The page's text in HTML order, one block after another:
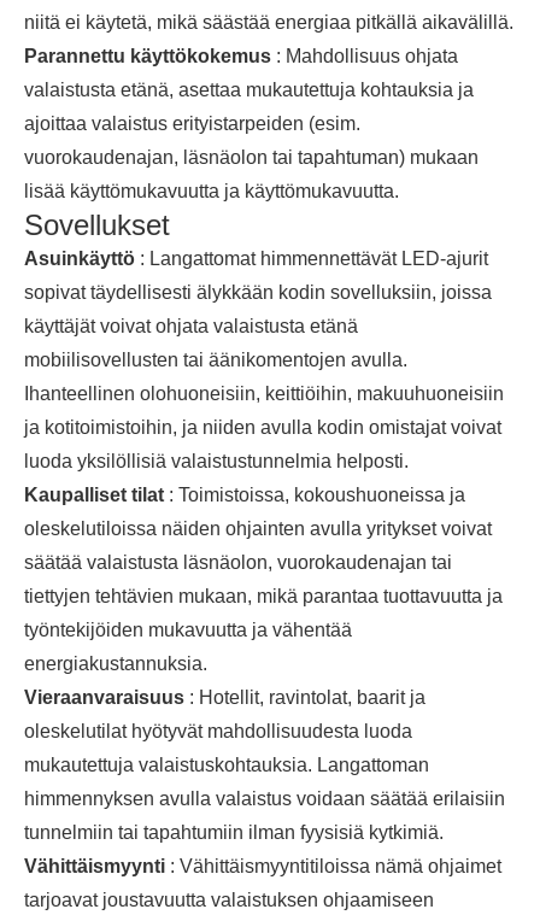
niitä ei käytetä, mikä säästää energiaa pitkällä aikavälillä.
Parannettu käyttökokemus : Mahdollisuus ohjata
valaistusta etänä, asettaa mukautettuja kohtauksia ja
ajoittaa valaistus erityistarpeiden (esim.
vuorokaudenajan, läsnäolon tai tapahtuman) mukaan
lisää käyttömukavuutta ja käyttömukavuutta.
Sovellukset
Asuinkäyttö : Langattomat himmennettävät LED-ajurit
sopivat täydellisesti älykkään kodin sovelluksiin, joissa
käyttäjät voivat ohjata valaistusta etänä
mobiilisovellusten tai äänikomentojen avulla.
Ihanteellinen olohuoneisiin, keittiöihin, makuuhuoneisiin
ja kotitoimistoihin, ja niiden avulla kodin omistajat voivat
luoda yksilöllisiä valaistustunnelmia helposti.
Kaupalliset tilat : Toimistoissa, kokoushuoneissa ja
oleskelutiloissa näiden ohjainten avulla yritykset voivat
säätää valaistusta läsnäolon, vuorokaudenajan tai
tiettyjen tehtävien mukaan, mikä parantaa tuottavuutta ja
työntekijöiden mukavuutta ja vähentää
energiakustannuksia.
Vieraanvaraisuus : Hotellit, ravintolat, baarit ja
oleskelutilat hyötyvät mahdollisuudesta luoda
mukautettuja valaistuskohtauksia. Langattoman
himmennyksen avulla valaistus voidaan säätää erilaisiin
tunnelmiin tai tapahtumiin ilman fyysisiä kytkimiä.
Vähittäismyynti : Vähittäismyyntitiloissa nämä ohjaimet
tarjoavat joustavuutta valaistuksen ohjaamiseen